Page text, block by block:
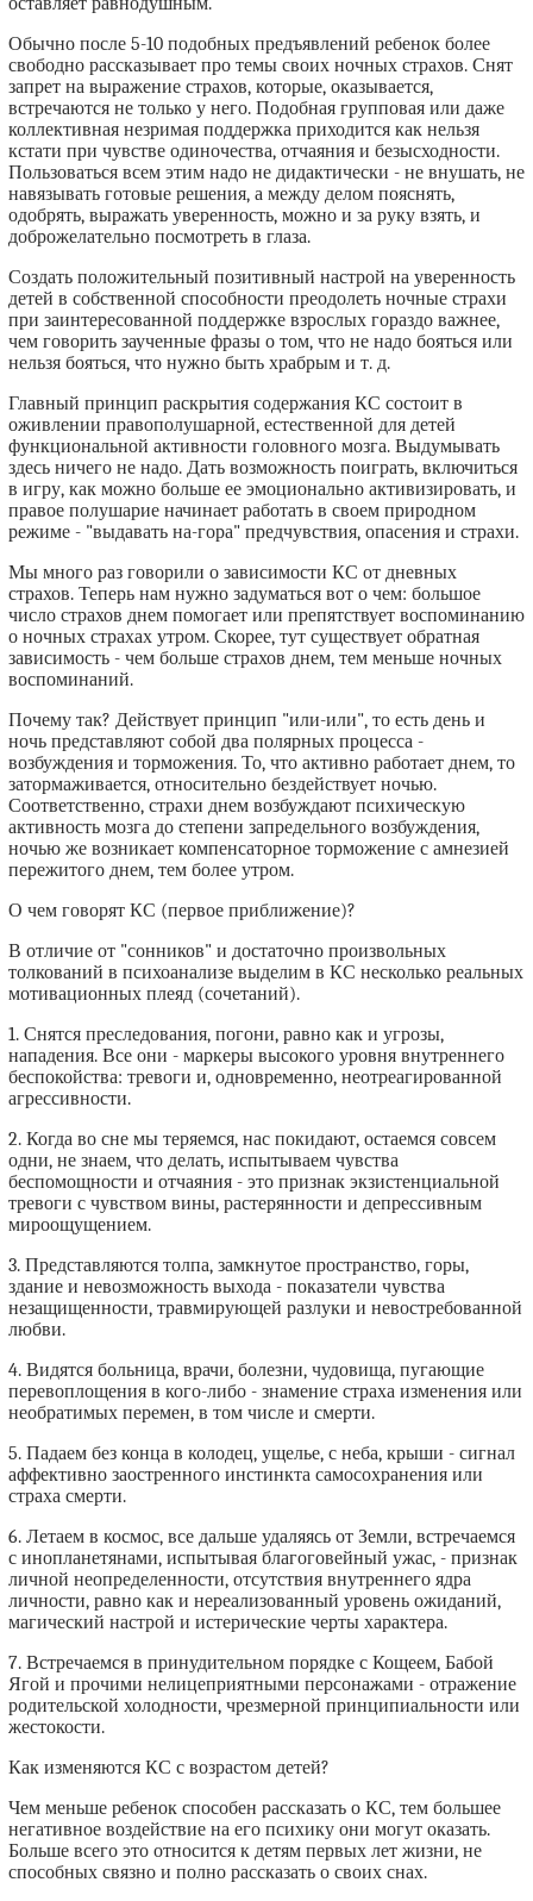
Обычно после 5-10 подобных предъявлений ребенок более
свободно рассказывает про темы своих ночных страхов. Снят
запрет на выражение страхов, которые, оказывается,
встречаются не только у него. Подобная групповая или даже
коллективная незримая поддержка приходится как нельзя
кстати при чувстве одиночества, отчаяния и безысходности.
Пользоваться всем этим надо не дидактически - не внушать, не
навязывать готовые решения, а между делом пояснять,
одобрять, выражать уверенность, можно и за руку взять, и
доброжелательно посмотреть в глаза.
Создать положительный позитивный настрой на уверенность
детей в собственной способности преодолеть ночные страхи
при заинтересованной поддержке взрослых гораздо важнее,
чем говорить заученные фразы о том, что не надо бояться или
нельзя бояться, что нужно быть храбрым и т. д.
Главный принцип раскрытия содержания КС состоит в
оживлении правополушарной, естественной для детей
функциональной активности головного мозга. Выдумывать
здесь ничего не надо. Дать возможность поиграть, включиться
в игру, как можно больше ее эмоционально активизировать, и
правое полушарие начинает работать в своем природном
режиме - "выдавать на-гора" предчувствия, опасения и страхи.
Мы много раз говорили о зависимости КС от дневных
страхов. Теперь нам нужно задуматься вот о чем: большое
число страхов днем помогает или препятствует воспоминанию
о ночных страхах утром. Скорее, тут существует обратная
зависимость - чем больше страхов днем, тем меньше ночных
воспоминаний.
Почему так? Действует принцип "или-или", то есть день и
ночь представляют собой два полярных процесса -
возбуждения и торможения. То, что активно работает днем, то
затормаживается, относительно бездействует ночью.
Соответственно, страхи днем возбуждают психическую
активность мозга до степени запредельного возбуждения,
ночью же возникает компенсаторное торможение с амнезией
пережитого днем, тем более утром.
О чем говорят КС (первое приближение)?
В отличие от "сонников" и достаточно произвольных
толкований в психоанализе выделим в КС несколько реальных
мотивационных плеяд (сочетаний).
1. Снятся преследования, погони, равно как и угрозы,
нападения. Все они - маркеры высокого уровня внутреннего
беспокойства: тревоги и, одновременно, неотреагированной
агрессивности.
2. Когда во сне мы теряемся, нас покидают, остаемся совсем
одни, не знаем, что делать, испытываем чувства
беспомощности и отчаяния - это признак экзистенциальной
тревоги с чувством вины, растерянности и депрессивным
мироощущением.
3. Представляются толпа, замкнутое пространство, горы,
здание и невозможность выхода - показатели чувства
незащищенности, травмирующей разлуки и невостребованной
любви.
4. Видятся больница, врачи, болезни, чудовища, пугающие
перевоплощения в кого-либо - знамение страха изменения или
необратимых перемен, в том числе и смерти.
5. Падаем без конца в колодец, ущелье, с неба, крыши - сигнал
аффективно заостренного инстинкта самосохранения или
страха смерти.
6. Летаем в космос, все дальше удаляясь от Земли, встречаемся
с инопланетянами, испытывая благоговейный ужас, - признак
личной неопределенности, отсутствия внутреннего ядра
личности, равно как и нереализованный уровень ожиданий,
магический настрой и истерические черты характера.
7. Встречаемся в принудительном порядке с Кощеем, Бабой
Ягой и прочими нелицеприятными персонажами - отражение
родительской холодности, чрезмерной принципиальности или
жестокости.
Как изменяются КС с возрастом детей?
Чем меньше ребенок способен рассказать о КС, тем большее
негативное воздействие на его психику они могут оказать.
Больше всего это относится к детям первых лет жизни, не
способных связно и полно рассказать о своих снах.